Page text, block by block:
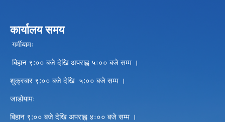
कार्यालय समय
गर्मीयामः
बिहान ९:०० बजे देखि अपराह्न ५ः०० बजे सम्म ।
शुक्रबार ९:०० बजे देखि ५:०० बजे सम्म ।
जाडोयामः
बिहान ९:०० बजे देखि अपराह्न ४ः०० बजे सम्म ।